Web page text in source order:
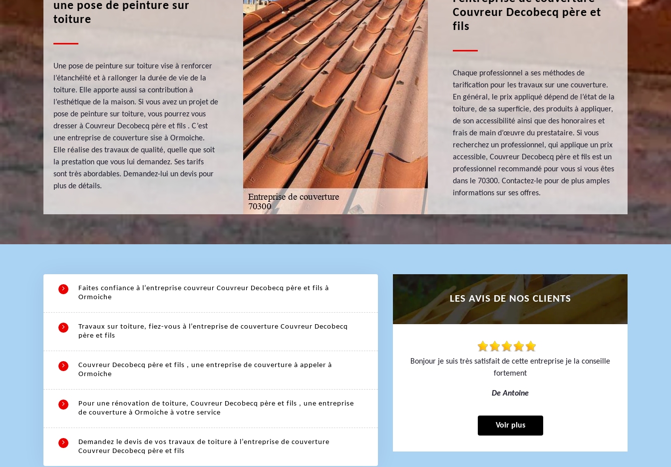
une pose de peinture sur
toiture
Une pose de peinture sur toiture vise à renforcer
l’étanchéité et à rallonger la durée de vie de la
toiture. Elle apporte aussi sa contribution à
l’esthétique de la maison. Si vous avez un projet de
pose de peinture sur toiture, vous pourrez vous
dresser à Couvreur Decobecq père et fils . C’est
une entreprise de couverture sise à Ormoiche.
Elle réalise des travaux de qualité, quelle que soit
la prestation que vous lui demandez. Ses tarifs
sont très abordables. Demandez-lui un devis pour
plus de détails.
Couvreur Decobecq père et
fils
Chaque professionnel a ses méthodes de
tarification pour les travaux sur une couverture.
En général, le prix appliqué dépend de l’état de la
toiture, de sa superficie, des produits à appliquer,
de son accessibilité ainsi que des honoraires et
frais de main d’œuvre du prestataire. Si vous
recherchez un professionnel, qui applique un prix
accessible, Couvreur Decobecq père et fils est un
professionnel recommandé pour vous si vous êtes
dans le 70300. Contactez-le pour de plus amples
informations sur ses offres.
Faites confiance à l’entreprise couvreur Couvreur Decobecq père et fils à
Ormoiche
Travaux sur toiture, fiez-vous à l’entreprise de couverture Couvreur Decobecq
père et fils
Couvreur Decobecq père et fils , une entreprise de couverture à appeler à
Ormoiche
Pour une rénovation de toiture, Couvreur Decobecq père et fils , une entreprise
de couverture à Ormoiche à votre service
Demandez le devis de vos travaux de toiture à l’entreprise de couverture
Couvreur Decobecq père et fils
LES AVIS DE NOS CLIENTS
Bonjour je suis très satisfait de cette entreprise je la conseille
fortement
De Antoine
Voir plus